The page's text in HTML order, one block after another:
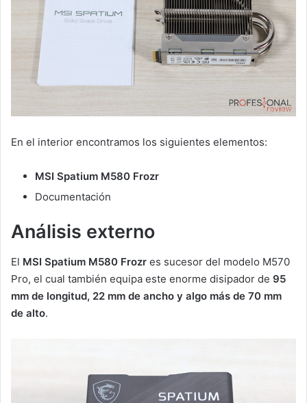
En el interior encontramos los siguientes elementos:
MSI Spatium M580 Frozr
Documentación
Análisis externo
El MSI Spatium M580 Frozr es sucesor del modelo M570
Pro, el cual también equipa este enorme disipador de 95
mm de longitud, 22 mm de ancho y algo más de 70 mm
de alto.